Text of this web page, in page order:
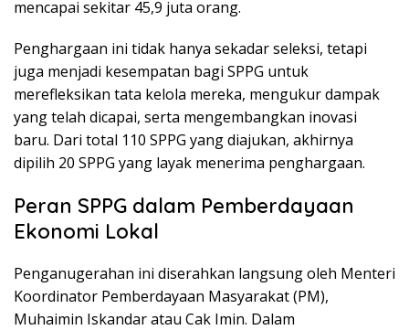
mencapai sekitar 45,9 juta orang.
Penghargaan ini tidak hanya sekadar seleksi, tetapi
juga menjadi kesempatan bagi SPPG untuk
merefleksikan tata kelola mereka, mengukur dampak
yang telah dicapai, serta mengembangkan inovasi
baru. Dari total 110 SPPG yang diajukan, akhirnya
dipilih 20 SPPG yang layak menerima penghargaan.
Peran SPPG dalam Pemberdayaan
Ekonomi Lokal
Penganugerahan ini diserahkan langsung oleh Menteri
Koordinator Pemberdayaan Masyarakat (PM),
Muhaimin Iskandar atau Cak Imin. Dalam